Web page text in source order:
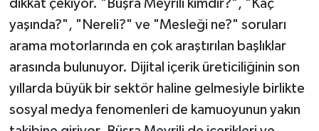
dikkat çekiyor. "Büşra Meyrili kimdir?", "Kaç
yaşında?", "Nereli?" ve "Mesleği ne?" soruları
arama motorlarında en çok araştırılan başlıklar
arasında bulunuyor. Dijital içerik üreticiliğinin son
yıllarda büyük bir sektör haline gelmesiyle birlikte
sosyal medya fenomenleri de kamuoyunun yakın